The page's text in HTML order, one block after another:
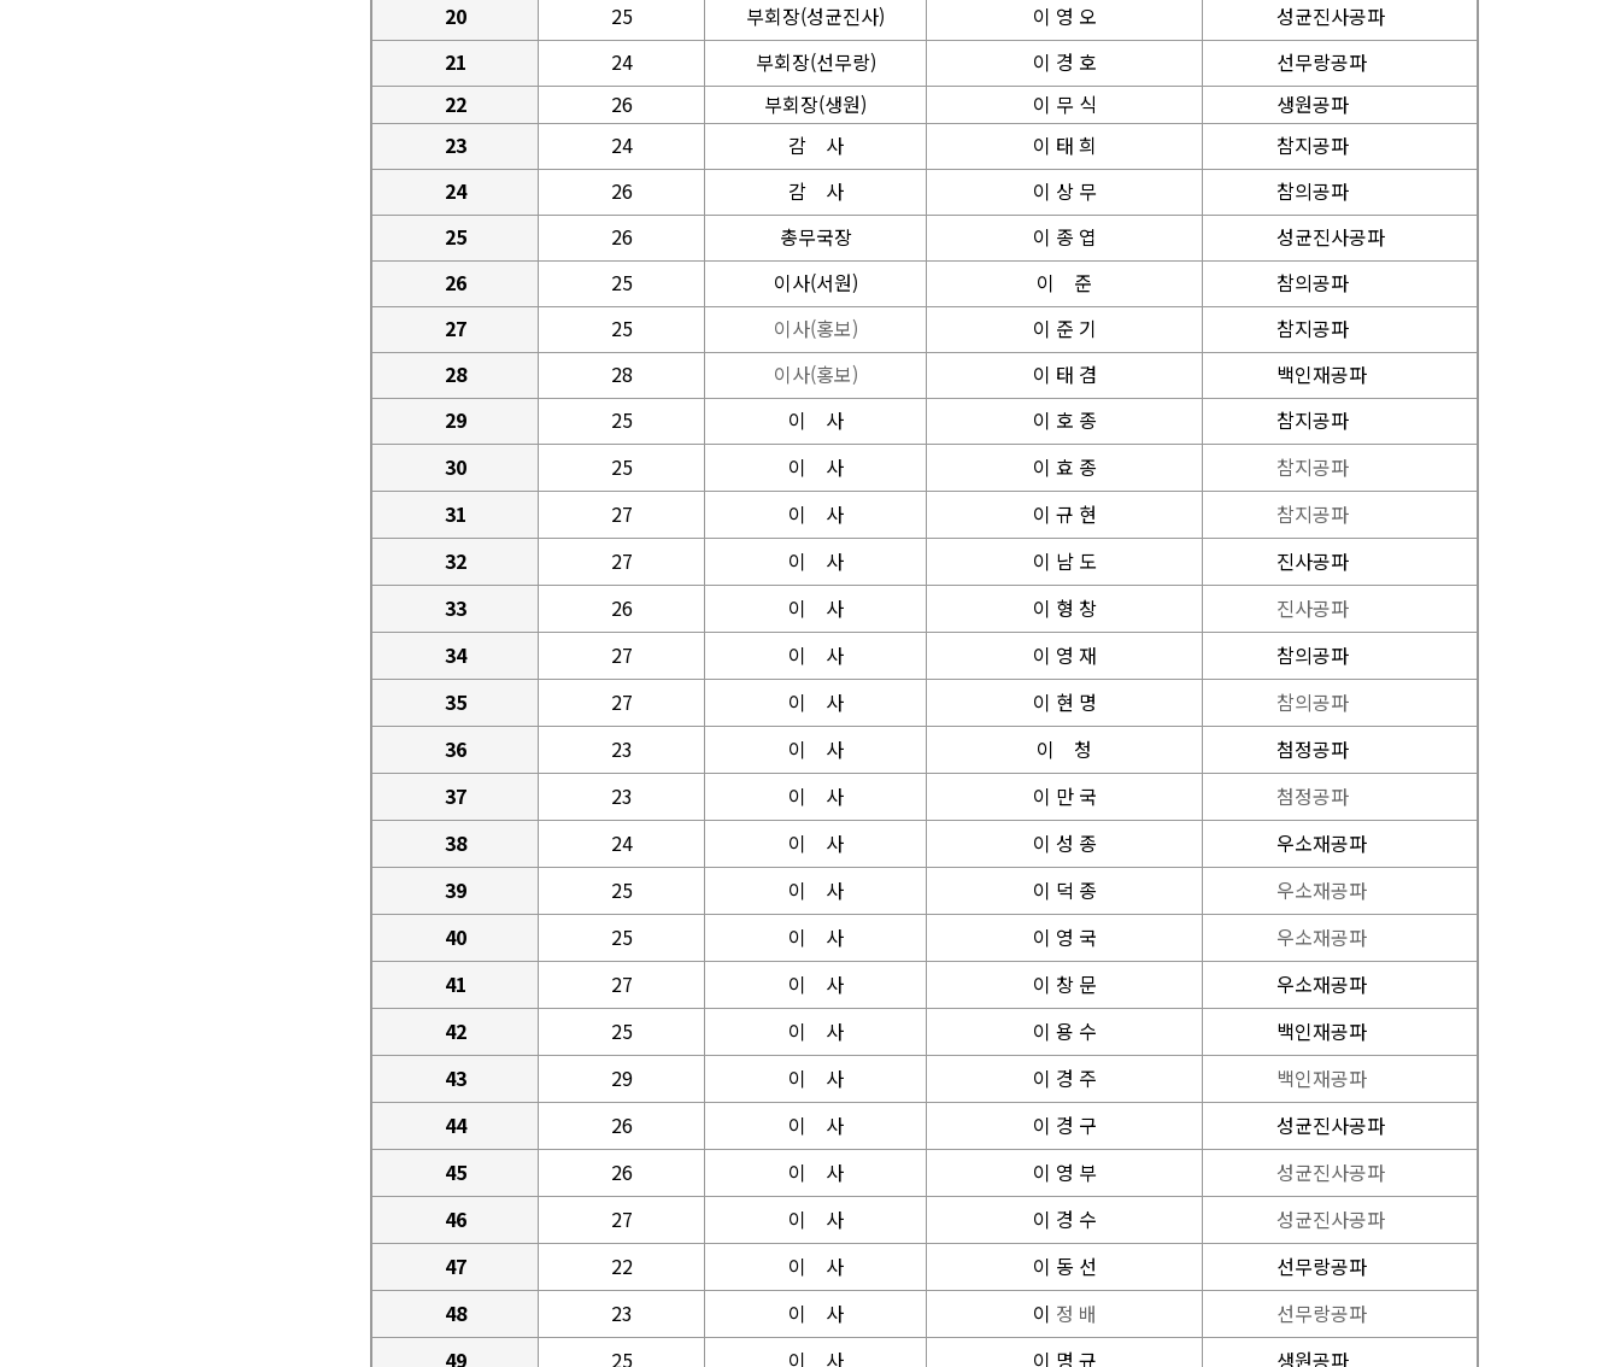
20
25 부회장(성균진사) 이 영 오
성균진사공파
21
24 부회장(선무랑) 이 경 호
선무랑공파
22
26 부회장(생원) 이 무 식
생원공파
23
24 감 사 이 태 희
참지공파
24
26 감 사 이 상 무
참의공파
25
26 총무국장 이 종 엽
성균진사공파
26
25 이사(서원) 이 준
참의공파
27
25 이사(홍보) 이 준 기
참지공파
28
28 이사(홍보) 이 태 겸
백인재공파
29
25 이 사 이 호 종
참지공파
30
25 이 사 이 효 종
참지공파
31
27 이 사 이 규 현
참지공파
32
27 이 사 이 남 도
진사공파
33
26 이 사 이 형 창
진사공파
34
27 이 사 이 영 재
참의공파
35
27 이 사 이 현 명
참의공파
36
23 이 사 이 청
첨정공파
37
23 이 사 이 만 국
첨정공파
38
24 이 사 이 성 종
우소재공파
39
25 이 사 이 덕 종
우소재공파
40
25 이 사 이 영 국
우소재공파
41
27 이 사 이 창 문
우소재공파
42
25 이 사 이 용 수
백인재공파
43
29 이 사 이 경 주
백인재공파
44
26 이 사 이 경 구
성균진사공파
45
26 이 사 이 영 부
성균진사공파
46
27 이 사 이 경 수
성균진사공파
47
22 이 사 이 동 선
선무랑공파
48
23 이 사 이 정 배
선무랑공파
49
25 이 사 이 명 규 생원공파